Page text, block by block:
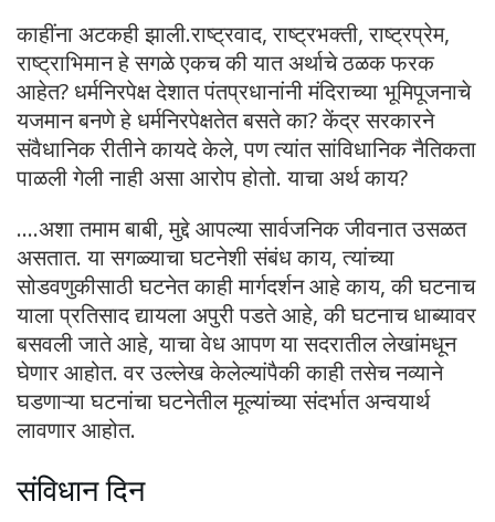
काहींना अटकही झाली.राष्ट्रवाद, राष्ट्रभक्ती, राष्ट्रप्रेम,
राष्ट्राभिमान हे सगळे एकच की यात अर्थाचे ठळक फरक
आहेत? धर्मनिरपेक्ष देशात पंतप्रधानांनी मंदिराच्या भूमिपूजनाचे
यजमान बनणे हे धर्मनिरपेक्षतेत बसते का? केंद्र सरकारने
संवैधानिक रीतीने कायदे केले, पण त्यांत सांविधानिक नैतिकता
पाळली गेली नाही असा आरोप होतो. याचा अर्थ काय?
….अशा तमाम बाबी, मुद्दे आपल्या सार्वजनिक जीवनात उसळत
असतात. या सगळ्याचा घटनेशी संबंध काय, त्यांच्या
सोडवणुकीसाठी घटनेत काही मार्गदर्शन आहे काय, की घटनाच
याला प्रतिसाद द्यायला अपुरी पडते आहे, की घटनाच धाब्यावर
बसवली जाते आहे, याचा वेध आपण या सदरातील लेखांमधून
घेणार आहोत. वर उल्लेख केलेल्यांपैकी काही तसेच नव्याने
घडणाऱ्या घटनांचा घटनेतील मूल्यांच्या संदर्भात अन्वयार्थ
लावणार आहोत.
संविधान दिन